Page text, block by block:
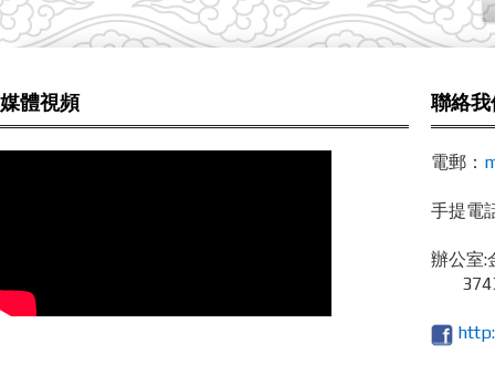
媒體視頻 聯絡我
電郵：
手提電
辦公室: